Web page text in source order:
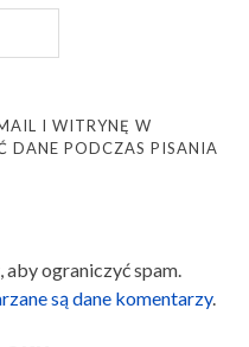
I WITRYNĘ W
DANE PODCZAS PISANIA
ograniczyć spam.
są dane komentarzy.